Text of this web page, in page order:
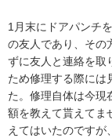
1月末にドアパンチ
の友人であり、その
ずに友人と連絡を取
ため修理する際には
た。修理自体は今現
額を教えて貰えてま
えてはいたのですが